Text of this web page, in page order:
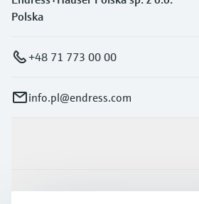
Polska
+48 71 773 00 00
info.pl@endress.com
Przemysł